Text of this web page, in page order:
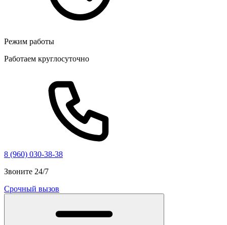
Режим работы
Работаем круглосуточно
8 (960) 030-38-38
Звоните 24/7
Срочный вызов